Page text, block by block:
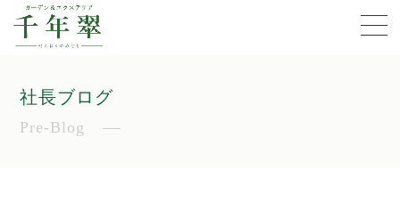
社長ブログ
Pre-Blog